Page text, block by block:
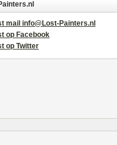
mail info@Lost-Painters.nl
op Facebook
op Twitter